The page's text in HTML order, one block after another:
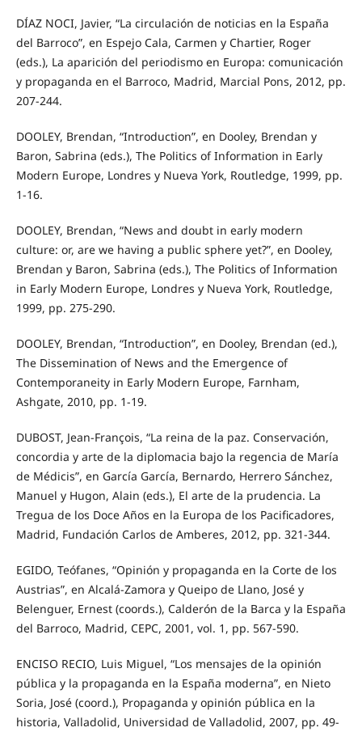
DÍAZ NOCI, Javier, “La circulación de noticias en la España
del Barroco”, en Espejo Cala, Carmen y Chartier, Roger
(eds.), La aparición del periodismo en Europa: comunicación
y propaganda en el Barroco, Madrid, Marcial Pons, 2012, pp.
207-244.
DOOLEY, Brendan, “Introduction”, en Dooley, Brendan y
Baron, Sabrina (eds.), The Politics of Information in Early
Modern Europe, Londres y Nueva York, Routledge, 1999, pp.
1-16.
DOOLEY, Brendan, “News and doubt in early modern
culture: or, are we having a public sphere yet?”, en Dooley,
Brendan y Baron, Sabrina (eds.), The Politics of Information
in Early Modern Europe, Londres y Nueva York, Routledge,
1999, pp. 275-290.
DOOLEY, Brendan, “Introduction”, en Dooley, Brendan (ed.),
The Dissemination of News and the Emergence of
Contemporaneity in Early Modern Europe, Farnham,
Ashgate, 2010, pp. 1-19.
DUBOST, Jean-François, “La reina de la paz. Conservación,
concordia y arte de la diplomacia bajo la regencia de María
de Médicis”, en García García, Bernardo, Herrero Sánchez,
Manuel y Hugon, Alain (eds.), El arte de la prudencia. La
Tregua de los Doce Años en la Europa de los Pacificadores,
Madrid, Fundación Carlos de Amberes, 2012, pp. 321-344.
EGIDO, Teófanes, “Opinión y propaganda en la Corte de los
Austrias”, en Alcalá-Zamora y Queipo de Llano, José y
Belenguer, Ernest (coords.), Calderón de la Barca y la España
del Barroco, Madrid, CEPC, 2001, vol. 1, pp. 567-590.
ENCISO RECIO, Luis Miguel, “Los mensajes de la opinión
pública y la propaganda en la España moderna”, en Nieto
Soria, José (coord.), Propaganda y opinión pública en la
historia, Valladolid, Universidad de Valladolid, 2007, pp. 49-